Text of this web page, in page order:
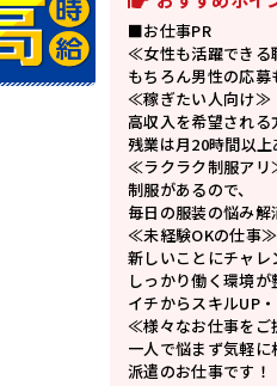
■お仕事PR
≪女性も活躍でき
もちろん男性の応募
≪稼ぎたい人向け≫
高収入を希望される
残業は月20時間以
≪ラクラク制服ア
制服があるので、
毎日の服装の悩み
≪未経験OKの仕事≫
新しいことにチャレ
しっかり働く環境が
イチからスキルUP
≪様々なお仕事を
一人で悩まず気軽に
派遣のお仕事です！